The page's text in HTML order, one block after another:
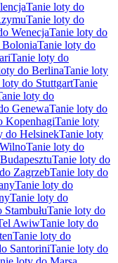
Tanie loty do
Tanie loty do
WenecjaTanie loty do
Tanie loty do
Tanie loty do
do BerlinaTanie loty
loty do StuttgartTanie
loty do
GenewaTanie loty do
KopenhagiTanie loty
do HelsinekTanie loty
Tanie loty do
Tanie loty do
ZagrzebTanie loty do
Tanie loty do
Tanie loty do
Tanie loty do
AwiwTanie loty do
Tanie loty do
SantoriniTanie loty do